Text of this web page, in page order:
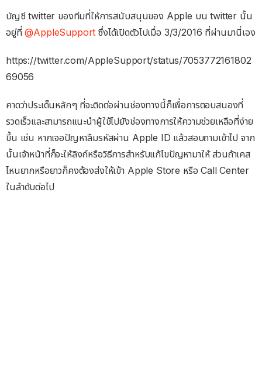
บัญชี twitter ของทีมที่ให้การสนับสนุนของ Apple บน twitter นั้น
อยู่ที่@AppleSupport ซึ่งได้เปิดตัวไปเมื่อ 3/3/2016 ที่ผ่านมานี่เอง
https://twitter.com/AppleSupport/status/7053772161802
69056
คาดว่าประเด็นหลักๆ ที่จะติดต่อผ่านช่องทางนี้ก็เพื่อการตอบสนองที่
รวดเร็วและสามารถแนะนำผู้ใช้ไปยังช่องทางการให้ความช่วยเหลือที่ง่าย
ขึ้น เช่น หากเจอปัญหาลืมรหัสผ่าน Apple ID แล้วสอบถามเข้าไป จาก
นั้นเจ้าหน้าที่ก็จะให้ลิงก์หรือวิธีการสำหรับแก้ไขปัญหามาให้ ส่วนถ้าเคส
ไหนยากหรือยาวก็คงต้องส่งให้เข้า Apple Store หรือ Call Center
ในลำดับต่อไป